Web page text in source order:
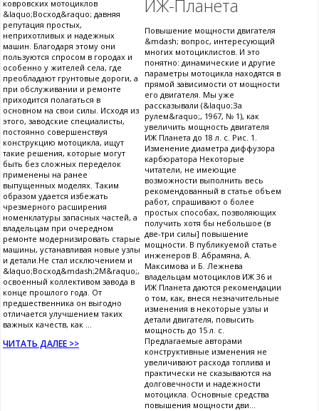
ковровских мотоциклов
&laquo;Восход&raquo; давняя
репутация простых,
неприхотливых и надежных
машин. Благодаря этому они
пользуются спросом в городах и
особенно у жителей села, где
преобладают грунтовые дороги, а
при обслуживании и ремонте
приходится полагаться в
основном на свои силы. Исходя из
этого, заводские специалисты,
постоянно совершенствуя
конструкцию мотоцикла, ищут
такие решения, которые могут
быть без сложных переделок
применены на ранее
выпущенных моделях. Таким
образом удается избежать
чрезмерного расширения
номенклатуры запасных частей, а
владельцам при очередном
ремонте модернизировать старые
машины, устанавливая новые узлы
и детали.Не стал исключением и
&laquo;Восход&mdash;2М&raquo;,
освоенный коллективом завода в
конце прошлого года. От
предшественника он выгодно
отличается улучшением таких
важных качеств, как ...
ЧИТАТЬ ДАЛЕЕ >>
ИЖ-Планета
Повышение мощности двигателя
&mdash; вопрос, интересующий
многих мотоциклистов. И это
понятно: динамические и другие
параметры мотоцикла находятся в
прямой зависимости от мощности
его двигателя. Мы уже
рассказывали (&laquo;За
рулем&raquo;, 1967, № 1), как
увеличить мощность двигателя
ИЖ Планета до 18 л. с. Рис. 1.
Изменение диаметра диффузора
карбюратора Некоторые
читатели, не имеющие
возможности выполнить весь
рекомендованный в статье объем
работ, спрашивают о более
простых способах, позволяющих
получить хотя бы небольшое (в
две-три силы] повышение
мощности. В публикуемой статье
инженеров В. Абрамяна, А.
Максимова и Б. Лежнева
владельцам мотоциклов ИЖ 36 и
ИЖ Планета даются рекомендации
о том, как, внеся незначительные
изменения в некоторые узлы и
детали двигателя, повысить
мощность до 15 л. с.
Предлагаемые авторами
конструктивные изменения не
увеличивают расхода топлива и
практически не сказываются на
долговечности и надежности
мотоцикла. Основные средства
повышения мощности дви...